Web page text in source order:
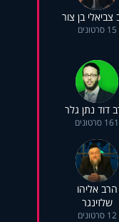
צביאלי בן צור
15 סרטונים
דוד נתן גלר
161 סרטונים
הרב אליהו
שלזינגר
12 סרטונים